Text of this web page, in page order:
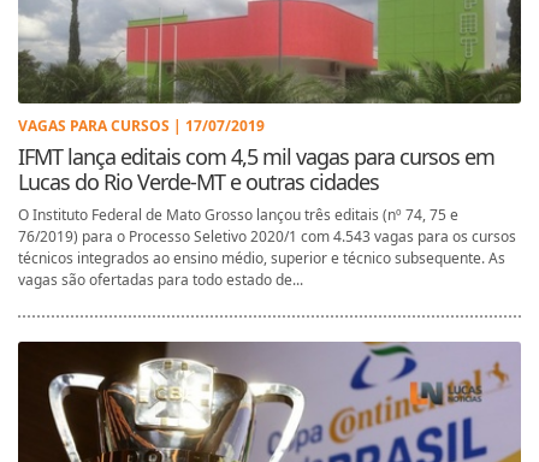
VAGAS PARA CURSOS | 17/07/2019
IFMT lança editais com 4,5 mil vagas para cursos em
Lucas do Rio Verde-MT e outras cidades
O Instituto Federal de Mato Grosso lançou três editais (nº 74, 75 e
76/2019) para o Processo Seletivo 2020/1 com 4.543 vagas para os cursos
técnicos integrados ao ensino médio, superior e técnico subsequente. As
vagas são ofertadas para todo estado de...